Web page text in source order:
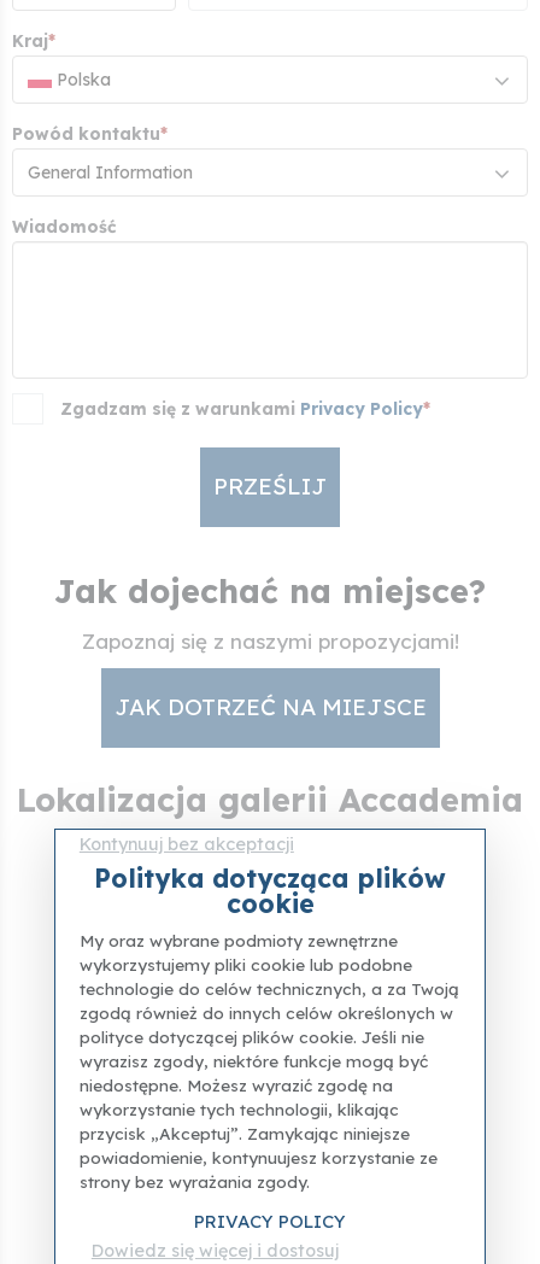
Kraj*
Polska
Powód kontaktu*
General Information
Wiadomość
Zgadzam się z warunkami Privacy Policy*
PRZEŚLIJ
Jak dojechać na miejsce?
Zapoznaj się z naszymi propozycjami!
JAK DOTRZEĆ NA MIEJSCE
Lokalizacja galerii Accademia
Kontynuuj bez akceptacji
Polityka dotycząca plików
cookie
My oraz wybrane podmioty zewnętrzne
wykorzystujemy pliki cookie lub podobne
technologie do celów technicznych, a za Twoją
zgodą również do innych celów określonych w
polityce dotyczącej plików cookie. Jeśli nie
wyrazisz zgody, niektóre funkcje mogą być
niedostępne. Możesz wyrazić zgodę na
wykorzystanie tych technologii, klikając
przycisk „Akceptuj”. Zamykając niniejsze
powiadomienie, kontynuujesz korzystanie ze
strony bez wyrażania zgody.
PRIVACY POLICY
Dowiedz się więcej i dostosuj